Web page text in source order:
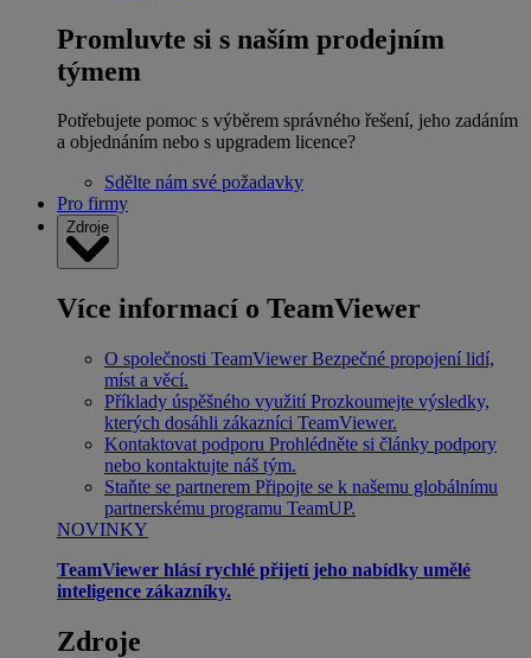
Promluvte si s naším prodejním
týmem
Potřebujete pomoc s výběrem správného řešení, jeho zadáním
a objednáním nebo s upgradem licence?
Sdělte nám své požadavky
Pro firmy
Zdroje
Více informací o TeamViewer
O společnosti TeamViewer Bezpečné propojení lidí,
míst a věcí.
Příklady úspěšného využití Prozkoumejte výsledky,
kterých dosáhli zákazníci TeamViewer.
Kontaktovat podporu Prohlédněte si články podpory
nebo kontaktujte náš tým.
Staňte se partnerem Připojte se k našemu globálnímu
partnerskému programu TeamUP.
NOVINKY
TeamViewer hlásí rychlé přijetí jeho nabídky umělé
inteligence zákazníky.
Zdroje